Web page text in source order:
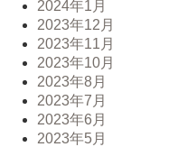
2024年1月
2023年12月
2023年11月
2023年10月
2023年8月
2023年7月
2023年6月
2023年5月